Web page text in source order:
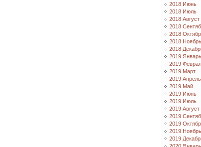
2018 Июнь
2018 Июль
2018 Август
2018
2018
2018 Ноябрь
2018
2019 Январь
2019
2019 Март
2019 Апрель
2019 Май
2019 Июнь
2019 Июль
2019 Август
2019
2019
2019 Ноябрь
2019